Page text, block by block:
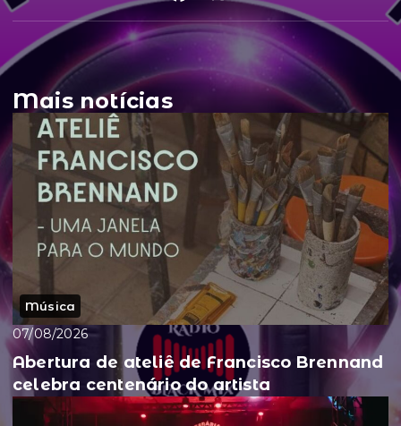
Mais notícias
Música
07/08/2026
Abertura de ateliê de Francisco Brennand
celebra centenário do artista